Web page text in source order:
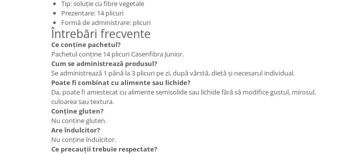
Tip: soluție cu fibre vegetale
Prezentare: 14 plicuri
Formă de administrare: plicuri
Întrebări frecvente
Ce conține pachetul?
Pachetul conține 14 plicuri Casenfibra Junior.
Cum se administrează produsul?
Se administrează 1 până la 3 plicuri pe zi, după vârstă, dietă și necesarul individual.
Poate fi combinat cu alimente sau lichide?
Da, poate fi amestecat cu alimente semisolide sau lichide fără să modifice gustul, mirosul,
culoarea sau textura.
Conține gluten?
Nu conține gluten.
Are îndulcitor?
Nu conține îndulcitor.
Ce precauții trebuie respectate?